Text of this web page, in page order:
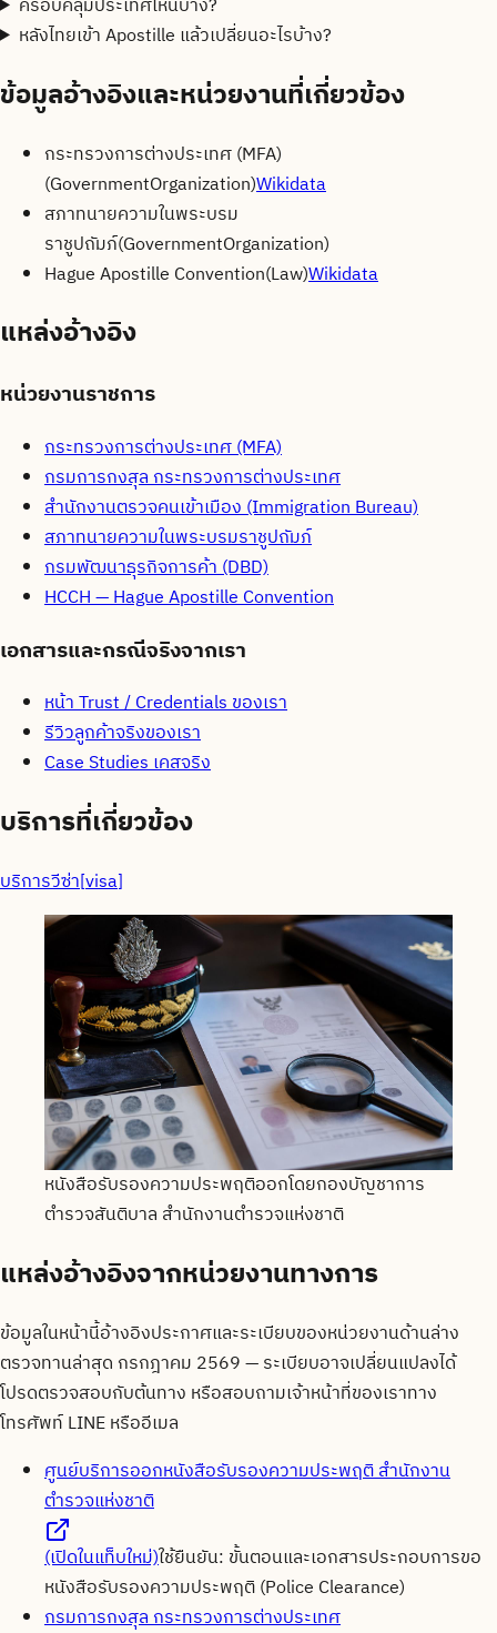
หลังไทยเข้า Apostille แล้วเปลี่ยนอะไรบ้าง?
ข้อมูลอ้างอิงและหน่วยงานที่เกี่ยวข้อง
กระทรวงการต่างประเทศ (MFA)
(GovernmentOrganization)Wikidata
สภาทนายความในพระบรม
ราชูปถัมภ์(GovernmentOrganization)
Hague Apostille Convention(Law)Wikidata
แหล่งอ้างอิง
หน่วยงานราชการ
กระทรวงการต่างประเทศ (MFA)
กรมการกงสุล กระทรวงการต่างประเทศ
สำนักงานตรวจคนเข้าเมือง (Immigration Bureau)
สภาทนายความในพระบรมราชูปถัมภ์
กรมพัฒนาธุรกิจการค้า (DBD)
HCCH — Hague Apostille Convention
เอกสารและกรณีจริงจากเรา
หน้า Trust / Credentials ของเรา
รีวิวลูกค้าจริงของเรา
Case Studies เคสจริง
บริการที่เกี่ยวข้อง
บริการวีซ่า[visa]
หนังสือรับรองความประพฤติออกโดยกองบัญชาการ
ตำรวจสันติบาล สำนักงานตำรวจแห่งชาติ
แหล่งอ้างอิงจากหน่วยงานทางการ
ข้อมูลในหน้านี้อ้างอิงประกาศและระเบียบของหน่วยงานด้านล่าง
ตรวจทานล่าสุด กรกฎาคม 2569— ระเบียบอาจเปลี่ยนแปลงได้
โปรดตรวจสอบกับต้นทาง หรือสอบถามเจ้าหน้าที่ของเราทาง
โทรศัพท์ LINE หรืออีเมล
ศูนย์บริการออกหนังสือรับรองความประพฤติ สำนักงาน
ตำรวจแห่งชาติ
(เปิดในแท็บใหม่)ใช้ยืนยัน: ขั้นตอนและเอกสารประกอบการขอ
หนังสือรับรองความประพฤติ (Police Clearance)
กรมการกงสุล กระทรวงการต่างประเทศ